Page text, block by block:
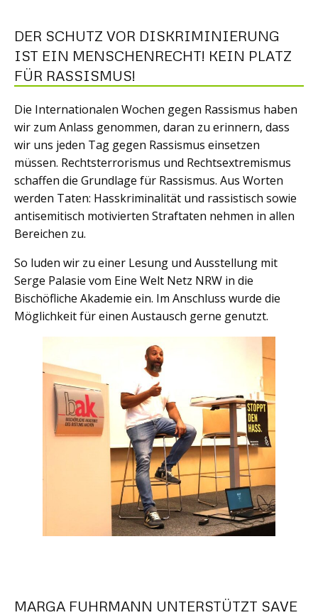
DER SCHUTZ VOR DISKRIMINIERUNG
IST EIN MENSCHENRECHT! KEIN PLATZ
FÜR RASSISMUS!
Die Internationalen Wochen gegen Rassismus haben
wir zum Anlass genommen, daran zu erinnern, dass
wir uns jeden Tag gegen Rassismus einsetzen
müssen. Rechtsterrorismus und Rechtsextremismus
schaffen die Grundlage für Rassismus. Aus Worten
werden Taten: Hasskriminalität und rassistisch sowie
antisemitisch motivierten Straftaten nehmen in allen
Bereichen zu.
So luden wir zu einer Lesung und Ausstellung mit
Serge Palasie vom Eine Welt Netz NRW in die
Bischöfliche Akademie ein. Im Anschluss wurde die
Möglichkeit für einen Austausch gerne genutzt.
MARGA FUHRMANN UNTERSTÜTZT SAVE